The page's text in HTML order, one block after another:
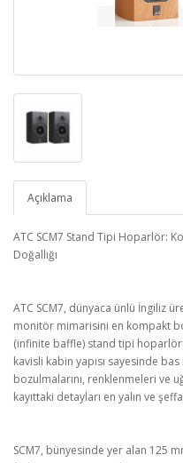
Açıklama
ATC SCM7 Stand Tipi Hoparlör:
Doğallığı
ATC SCM7, dünyaca ünlü İngiliz
monitör mimarisini en kompakt
(infinite baffle) stand tipi
kavisli kabin yapısı sayesinde
bozulmalarını, renklenmeleri ve
kayıttaki detayları en yalın ve
SCM7, bünyesinde yer alan 125